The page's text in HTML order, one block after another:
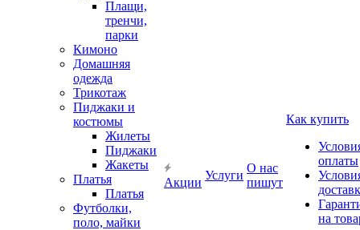
Плащи,
тренчи,
парки
Кимоно
Домашняя
одежда
Трикотаж
Пиджаки и
костюмы
Жилеты
Пиджаки
Жакеты
Платья
Платья
Футболки,
поло, майки
Акции
Услуги
О нас
пишут
Как купить
оплаты
на